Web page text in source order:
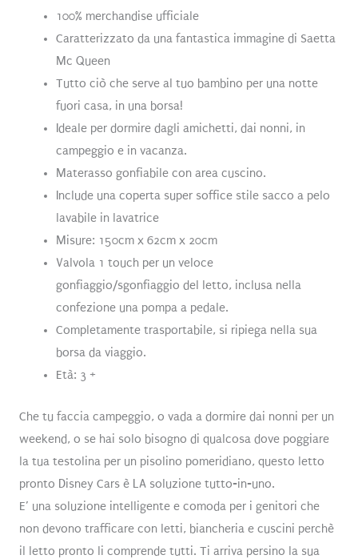
100% merchandise ufficiale
Caratterizzato da una fantastica immagine di Saetta
Mc Queen
Tutto ciò che serve al tuo bambino per una notte
fuori casa, in una borsa!
Ideale per dormire dagli amichetti, dai nonni, in
campeggio e in vacanza.
Materasso gonfiabile con area cuscino.
Include una coperta super soffice stile sacco a pelo
lavabile in lavatrice
Misure: 150cm x 62cm x 20cm
Valvola 1 touch per un veloce
gonfiaggio/sgonfiaggio del letto, inclusa nella
confezione una pompa a pedale.
Completamente trasportabile, si ripiega nella sua
borsa da viaggio.
Età: 3 +
Che tu faccia campeggio, o vada a dormire dai nonni per un
weekend, o se hai solo bisogno di qualcosa dove poggiare
la tua testolina per un pisolino pomeridiano, questo letto
pronto Disney Cars è LA soluzione tutto-in-uno.
E’ una soluzione intelligente e comoda per i genitori che
non devono trafficare con letti, biancheria e cuscini perchè
il letto pronto li comprende tutti. Ti arriva persino la sua